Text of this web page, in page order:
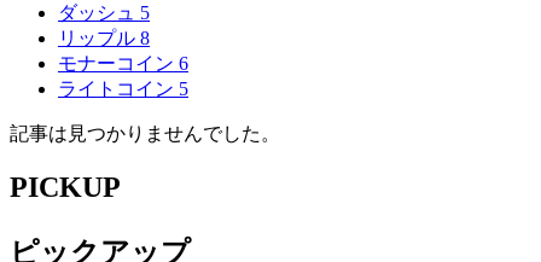
ダッシュ 5
リップル 8
モナーコイン 6
ライトコイン 5
記事は見つかりませんでした。
PICKUP
ピックアップ